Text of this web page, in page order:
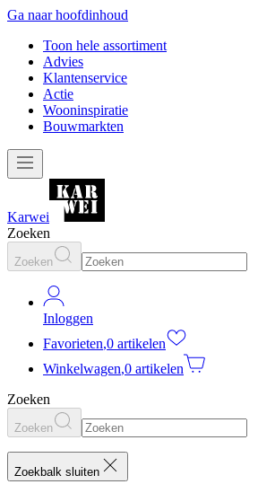
Ga naar hoofdinhoud
Toon hele assortiment
Advies
Klantenservice
Actie
Wooninspiratie
Bouwmarkten
Karwei
Zoeken
Zoeken
Inloggen
Favorieten,0 artikelen
Winkelwagen,0 artikelen
Zoeken
Zoeken
Zoekbalk sluiten